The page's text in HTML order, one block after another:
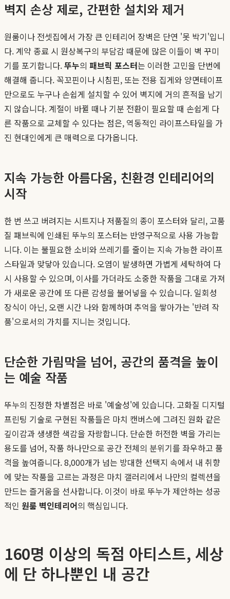
벽지 손상 제로, 간편한 설치와 제거
원룸이나 전셋집에서 가장 큰 인테리어 장벽은 단연 '못 박기'입니
다. 계약 종료 시 원상복구의 부담감 때문에 많은 이들이 벽 꾸미
기를 포기합니다.뚜누의 패브릭 포스터는 이러한 고민을 단번에
해결해 줍니다. 꼭꼬핀이나 시침핀, 또는 전용 집게와 양면테이프
만으로도 누구나 손쉽게 설치할 수 있어 벽지에 거의 흔적을 남기
지 않습니다. 계절이 바뀔 때나 기분 전환이 필요할 때 손쉽게 다
른 작품으로 교체할 수 있다는 점은, 역동적인 라이프스타일을 가
진 현대인에게 큰 매력으로 다가옵니다.
지속 가능한 아름다움, 친환경 인테리어의
시작
한 번 쓰고 버려지는 시트지나 저품질의 종이 포스터와 달리, 고품
질 패브릭에 인쇄된 뚜누의 포스터는 반영구적으로 사용 가능합
니다. 이는 불필요한 소비와 쓰레기를 줄이는 지속 가능한 라이프
스타일과 맞닿아 있습니다. 오염이 발생하면 가볍게 세탁하여 다
시 사용할 수 있으며, 이사를 가더라도 소중한 작품을 그대로 가져
가 새로운 공간에 또 다른 감성을 불어넣을 수 있습니다. 일회성
장식이 아닌, 오랜 시간 나와 함께하며 추억을 쌓아가는 '반려 작
품'으로서의 가치를 지니는 것입니다.
단순한 가림막을 넘어, 공간의 품격을 높이
는 예술 작품
뚜누의 진정한 차별점은 바로 '예술성'에 있습니다. 고화질 디지털
프린팅 기술로 구현된 작품들은 마치 캔버스에 그려진 원화 같은
깊이감과 생생한 색감을 자랑합니다. 단순한 허전한 벽을 가리는
용도를 넘어, 작품 하나만으로 공간 전체의 분위기를 좌우하고 품
격을 높여줍니다. 8,000개가 넘는 방대한 선택지 속에서 내 취향
에 맞는 작품을 고르는 과정은 마치 갤러리에서 나만의 컬렉션을
만드는 즐거움을 선사합니다. 이것이 바로 뚜누가 제안하는 성공
적인 원룸 벽인테리어의 핵심입니다.
160명 이상의 독점 아티스트, 세상
에 단 하나뿐인 내 공간